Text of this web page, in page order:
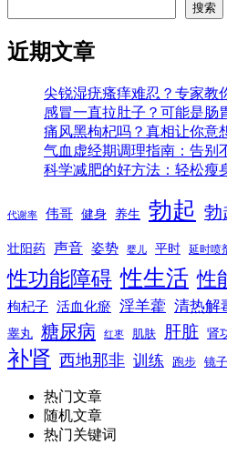
搜索
近期文章
尖锐湿疣瘙痒难忍？专家教
感冒一直拉肚子？可能是肠
痛风黑枸杞吗？真相让你意
气血虚经期调理指南：告别
科学减肥的好方法：轻松瘦
代谢率 伟哥 健身 养生 勃起 勃
壮阳药 声音 姿势 婴儿 平时 延时喷
性功能障碍 性生活 性
枸杞子 活血化瘀 淫羊藿 清热解
睾丸 糖尿病 红枣 肌肤 肝脏 肾
补肾 西地那非 训练 跑步 镜子
热门文章
随机文章
热门关键词